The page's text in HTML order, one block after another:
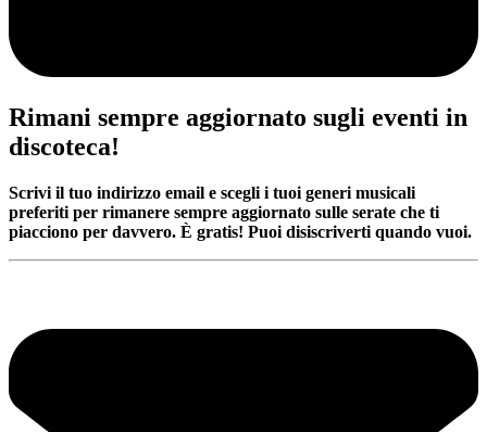
Rimani sempre aggiornato sugli eventi in
discoteca!
Scrivi il tuo indirizzo email e scegli i tuoi generi musicali
preferiti per rimanere sempre aggiornato sulle serate che ti
piacciono per davvero. È gratis! Puoi disiscriverti quando vuoi.